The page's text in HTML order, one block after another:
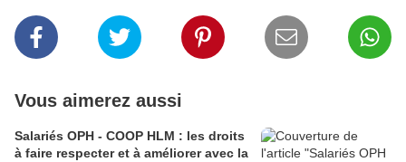
Vous aimerez aussi
Salariés OPH - COOP HLM : les droits
à faire respecter et à améliorer avec la